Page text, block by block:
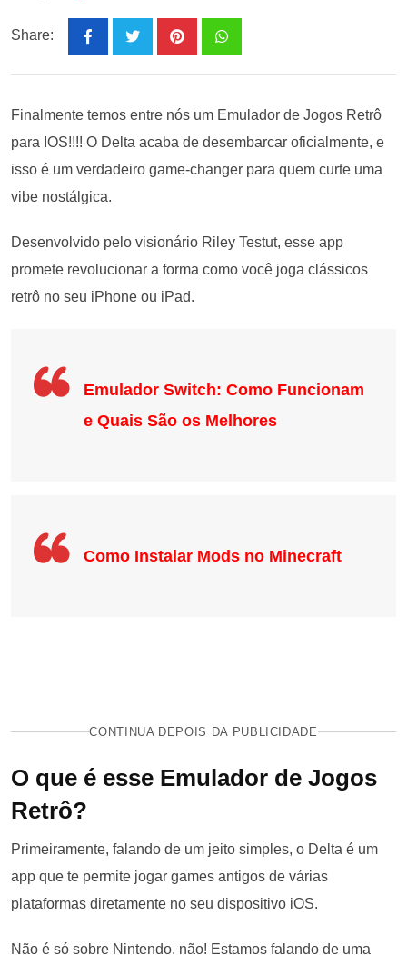
Share:
Finalmente temos entre nós um Emulador de Jogos Retrô
para IOS!!!! O Delta acaba de desembarcar oficialmente, e
isso é um verdadeiro game-changer para quem curte uma
vibe nostálgica.
Desenvolvido pelo visionário Riley Testut, esse app
promete revolucionar a forma como você joga clássicos
retrô no seu iPhone ou iPad.
Emulador Switch: Como Funcionam
e Quais São os Melhores
Como Instalar Mods no Minecraft
CONTINUA DEPOIS DA PUBLICIDADE
O que é esse Emulador de Jogos
Retrô?
Primeiramente, falando de um jeito simples, o Delta é um
app que te permite jogar games antigos de várias
plataformas diretamente no seu dispositivo iOS.
Não é só sobre Nintendo, não! Estamos falando de uma